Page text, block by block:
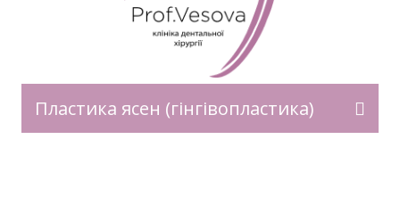
Пластика ясен (гінгівопластика)